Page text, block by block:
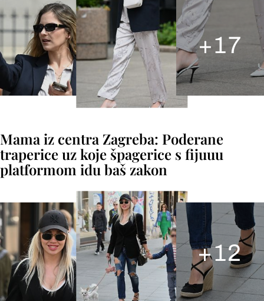
+17
Mama iz centra Zagreba: Poderane
traperice uz koje špagerice s fijuuu
platformom idu baš zakon
+12